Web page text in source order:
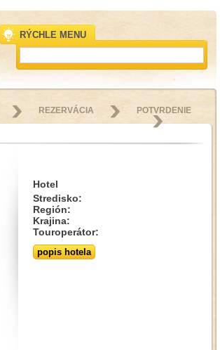
RÝCHLE MENU
REZERVÁCIA POTVRDENIE
Hotel
Stredisko:
Región:
Krajina:
Touroperátor:
popis hotela